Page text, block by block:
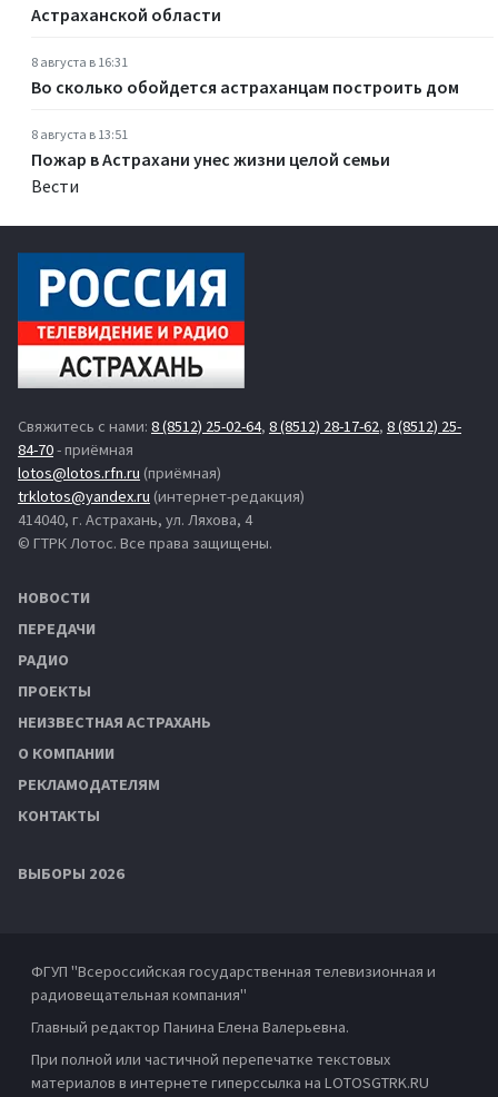
Астраханской области
8 августа в 16:31
Во сколько обойдется астраханцам построить дом
8 августа в 13:51
Пожар в Астрахани унес жизни целой семьи
Вести
Свяжитесь с нами: 8 (8512) 25-02-64, 8 (8512) 28-17-62, 8 (8512) 25-
84-70- приёмная
lotos@lotos.rfn.ru (приёмная)
trklotos@yandex.ru (интернет-редакция)
414040, г. Астрахань, ул. Ляхова, 4
© ГТРК Лотос. Все права защищены.
НОВОСТИ
ПЕРЕДАЧИ
РАДИО
ПРОЕКТЫ
НЕИЗВЕСТНАЯ АСТРАХАНЬ
О КОМПАНИИ
РЕКЛАМОДАТЕЛЯМ
КОНТАКТЫ
ВЫБОРЫ 2026
ФГУП "Всероссийская государственная телевизионная и
радиовещательная компания"
Главный редактор Панина Елена Валерьевна.
При полной или частичной перепечатке текстовых
материалов в интернете гиперссылка на LOTOSGTRK.RU